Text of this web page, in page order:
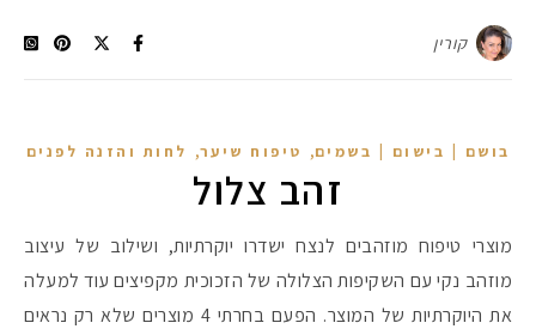
קורין
בושם | בישום | בשמים, טיפוח שיער, לחות והזנה לפנים
זהב צלול
מוצרי טיפוח מוזהבים לנצח ישדרו יוקרתיות, ושילוב של עיצוב
מוזהב נקי עם השקיפות הצלולה של הזכוכית מקפיצים עוד למעלה
את היוקרתיות של המוצר. הפעם בחרתי 4 מוצרים שלא רק נראים